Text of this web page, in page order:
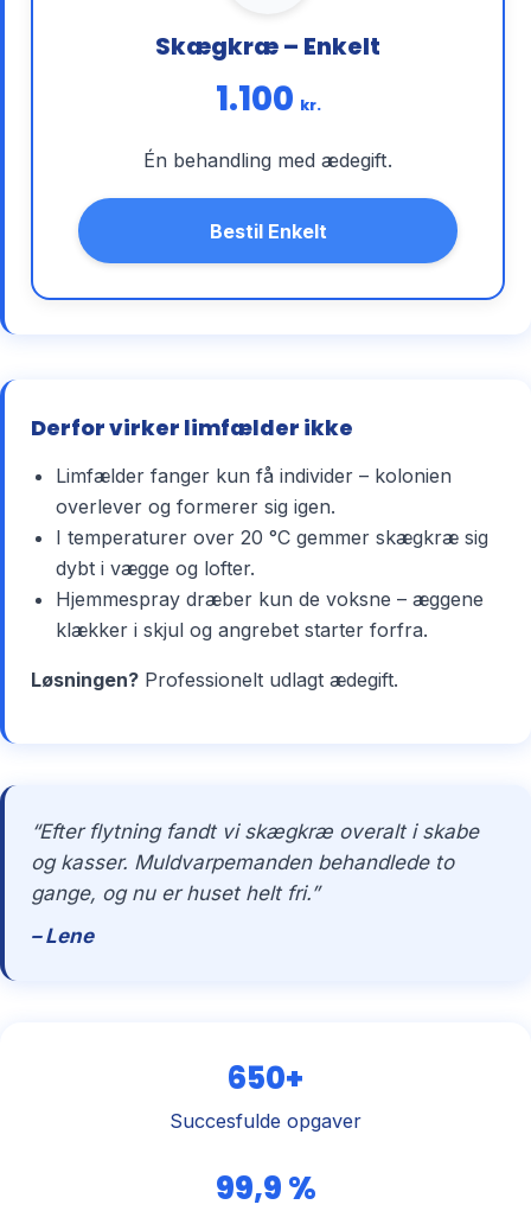
Skægkræ – Enkelt
1.100 kr.
Én behandling med ædegift.
Bestil Enkelt
Derfor virker limfælder ikke
Limfælder fanger kun få individer – kolonien
overlever og formerer sig igen.
I temperaturer over 20 °C gemmer skægkræ sig
dybt i vægge og lofter.
Hjemmespray dræber kun de voksne – æggene
klækker i skjul og angrebet starter forfra.
Løsningen? Professionelt udlagt ædegift.
“Efter flytning fandt vi skægkræ overalt i skabe
og kasser. Muldvarpemanden behandlede to
gange, og nu er huset helt fri.”
– Lene
650+
Succesfulde opgaver
99,9 %